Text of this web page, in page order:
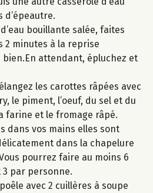
d’épeautre.
bouillante salée, faites
2 minutes à la reprise
bien.En attendant, épluchez et
les carottes râpées avec
le piment, l’oeuf, du sel et du
farine et le fromage râpé.
dans vos mains elles sont
dans la chapelure
pourrez faire au moins 6
par personne.
avec 2 cuillères à soupe